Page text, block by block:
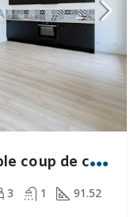
T
4 Parc Berthault, un véritable coup de coeur rénové de 92 m²
3 1 91.52